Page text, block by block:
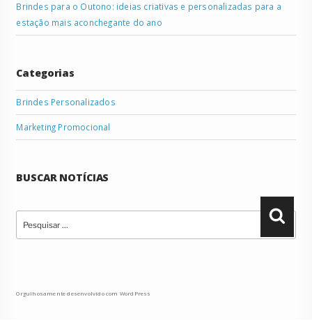
Brindes para o Outono: ideias criativas e personalizadas para a
estação mais aconchegante do ano
Categorias
Brindes Personalizados
Marketing Promocional
BUSCAR NOTÍCIAS
por:
Orgulhosamente desenvolvido com WordPress